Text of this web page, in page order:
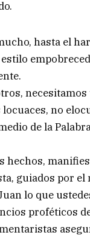
hasta el
no
de la
hechos,
guiados por
lo que
proféticos